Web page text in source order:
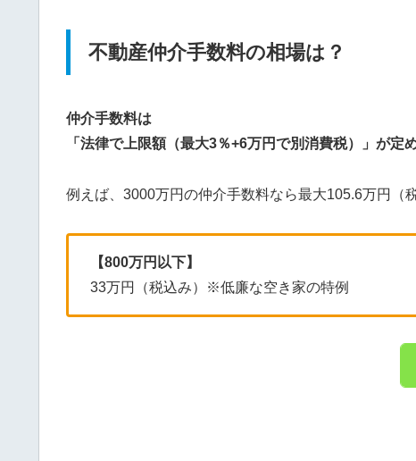
不動産仲介手数料の相場は？
仲介手数料は
「法律で上限額（最大3％+6万円で別消費税）」が定
例えば、3000万円の仲介手数料なら最大105.6万円（
【800万円以下】
33万円（税込み）※低廉な空き家の特例